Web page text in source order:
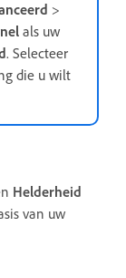
>
als uw
. Selecteer
die u wilt
Helderheid
van uw